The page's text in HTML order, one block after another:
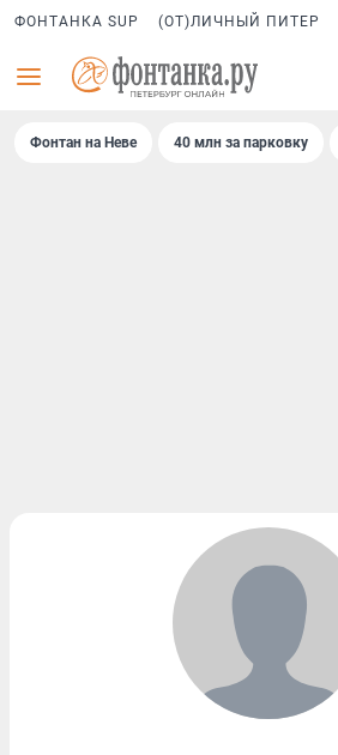
ФОНТАНКА SUP (ОТ)ЛИЧНЫЙ ПИТЕР
Фонтан на Неве 40 млн за парковку